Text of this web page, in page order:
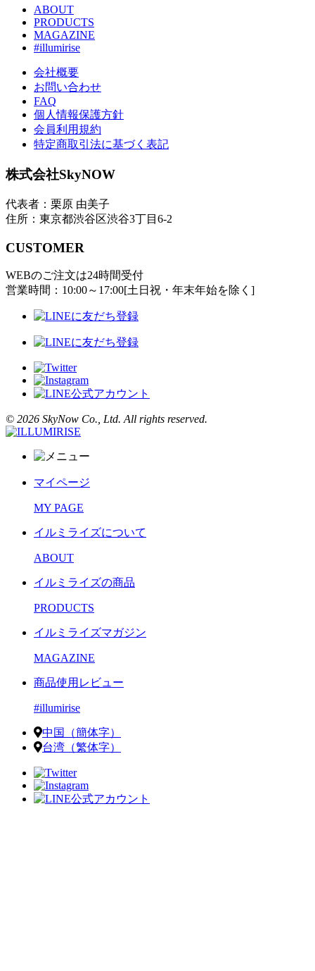
ABOUT
PRODUCTS
MAGAZINE
#illumirise
会社概要
お問い合わせ
FAQ
個人情報保護方針
会員利用規約
特定商取引法に基づく表記
株式会社SkyNOW
代表者：栗原 由美子
住所：東京都渋谷区渋谷3丁目6-2
CUSTOMER
WEBのご注文は24時間受付
営業時間：10:00～17:00[土日祝・年末年始を除く]
©︎ 2026 SkyNow Co., Ltd. All rights reserved.
マイページ
MY PAGE
イルミライズについて
ABOUT
イルミライズの商品
PRODUCTS
イルミライズマガジン
MAGAZINE
商品使用レビュー
#illumirise
中国（簡体字）
台湾（繁体字）